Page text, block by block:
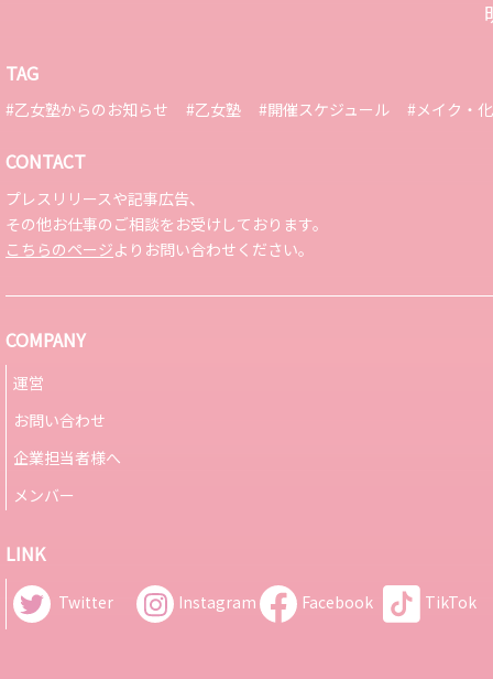
TAG
#乙女塾からのお知らせ #乙女塾 #開催スケジュール #メイク・
CONTACT
プレスリリースや記事広告、
その他お仕事のご相談をお受けしております。
こちらのページよりお問い合わせください。
COMPANY
運営
お問い合わせ
企業担当者様へ
メンバー
LINK
Twitter Instagram Facebook TikTok